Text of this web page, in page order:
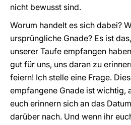
nicht bewusst sind.
Worum handelt es sich dabei?
ursprüngliche Gnade? Es ist
unserer Taufe empfangen
gut für uns, uns daran zu
feiern! Ich stelle eine Frage.
empfangene Gnade ist wichtig,
euch erinnern sich an das
darüber nach. Und wenn ihr